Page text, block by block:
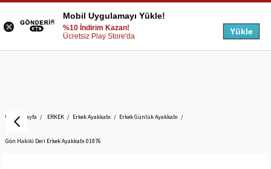
Anasayfa ERKEK Erkek Ayakkabı Erkek Günlük Ayakkabı
Gön Hakiki Deri Erkek Ayakkabı 01976
Mobil Uygulamayı Yükle!
%10 İndirim Kazan!
Ücretsiz Play Store'da
Yükle